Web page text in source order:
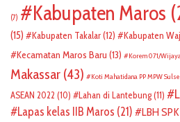
(7) Kabupaten Maros
(15)
Kabupaten Takalar(12) Kabupaten
Kecamatan Maros Baru (13) Korem 071/
Makassar (43) Koti Mahatidana PP MPW
ASEAN 2022 (10) Lahan di Lantebung(11)
Lapas kelas IIB Maros (21) LBH